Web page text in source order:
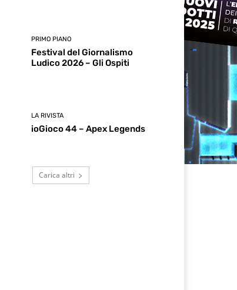
PRIMO PIANO
Festival del Giornalismo
Ludico 2026 – Gli Ospiti
LA RIVISTA
ioGioco 44 – Apex Legends
Carica altri